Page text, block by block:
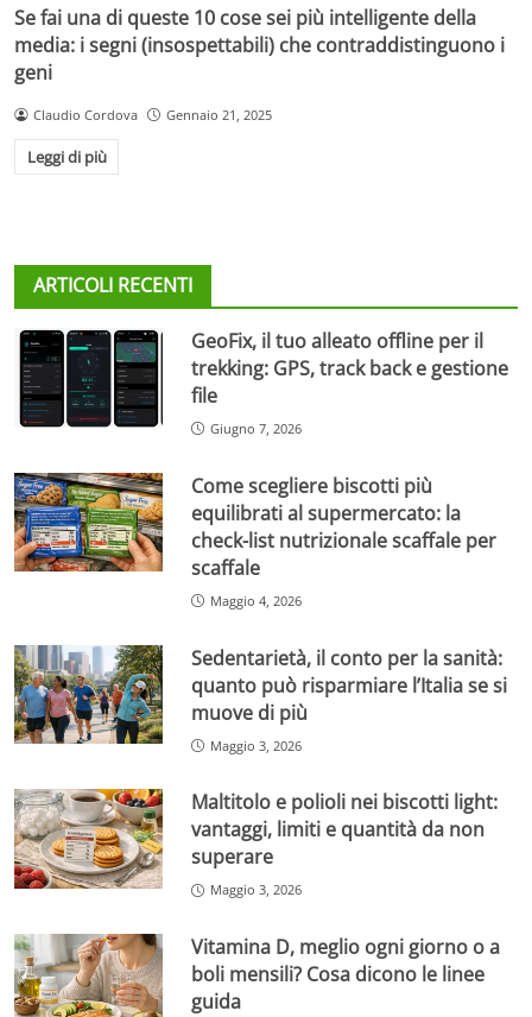
Se fai una di queste 10 cose sei più intelligente della
media: i segni (insospettabili) che contraddistinguono i
geni
Claudio Cordova Gennaio 21, 2025
Leggi di più
ARTICOLI RECENTI
GeoFix, il tuo alleato offline per il
trekking: GPS, track back e gestione
file
Giugno 7, 2026
Come scegliere biscotti più
equilibrati al supermercato: la
check-list nutrizionale scaffale per
scaffale
Maggio 4, 2026
Sedentarietà, il conto per la sanità:
quanto può risparmiare l’Italia se si
muove di più
Maggio 3, 2026
Maltitolo e polioli nei biscotti light:
vantaggi, limiti e quantità da non
superare
Maggio 3, 2026
Vitamina D, meglio ogni giorno o a
boli mensili? Cosa dicono le linee
guida